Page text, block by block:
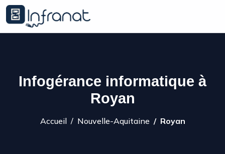
Infogérance informatique à
Royan
Accueil Nouvelle-Aquitaine Royan